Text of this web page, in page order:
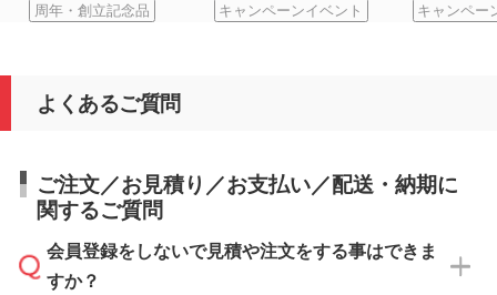
周年・創立記念品 キャンペーンイベント キャンペー
よくあるご質問
ご注文／お見積り／お支払い／配送・納期に
関するご質問
会員登録をしないで見積や注文をする事はできま
すか？